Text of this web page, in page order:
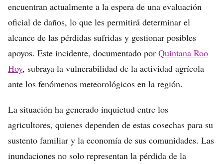
encuentran actualmente a la espera de una evaluación
oficial de daños, lo que les permitirá determinar el
alcance de las pérdidas sufridas y gestionar posibles
apoyos. Este incidente, documentado por Quintana Roo
Hoy, subraya la vulnerabilidad de la actividad agrícola
ante los fenómenos meteorológicos en la región.
La situación ha generado inquietud entre los
agricultores, quienes dependen de estas cosechas para su
sustento familiar y la economía de sus comunidades. Las
inundaciones no solo representan la pérdida de la